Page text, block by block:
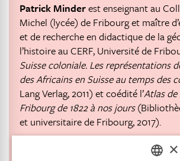
Patrick Minderest enseignant au
Michel (lycée) de Fribourg et maître
et de recherche en didactique de la
l’histoire au CERF, Université de
Suisse coloniale. Les représentations
des Africains en Suisse au temps des
Lang Verlag, 2011) et coédité l’Atlas de
Fribourg de 1822 à nos jours
et universitaire de Fribourg, 2017).
×